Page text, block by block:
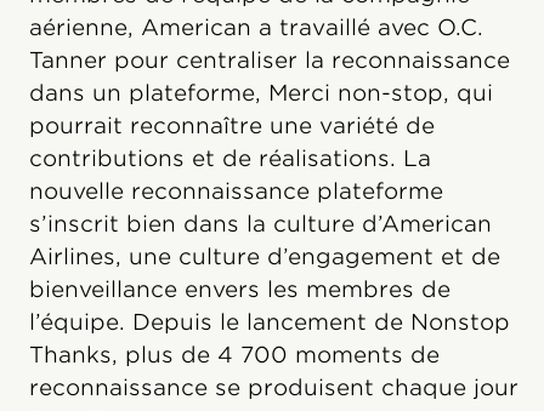
aérienne, American a travaillé avec O.C.
Tanner pour centraliser la reconnaissance
dans un plateforme, Merci non-stop, qui
pourrait reconnaître une variété de
contributions et de réalisations. La
nouvelle reconnaissance plateforme
s’inscrit bien dans la culture d’American
Airlines, une culture d’engagement et de
bienveillance envers les membres de
l’équipe. Depuis le lancement de Nonstop
Thanks, plus de 4 700 moments de
reconnaissance se produisent chaque jour